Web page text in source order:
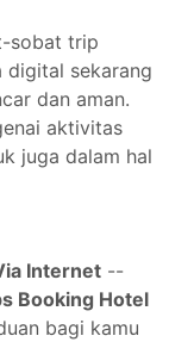
sobat trip
digital sekarang
dan aman.
aktivitas
juga dalam hal
Internet --
Booking Hotel
bagi kamu